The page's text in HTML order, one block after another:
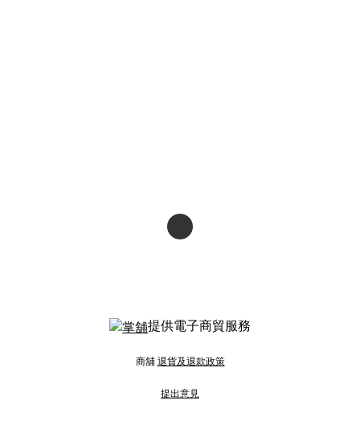
提供電子商貿服務
商舖 退貨及退款政策
提出意見